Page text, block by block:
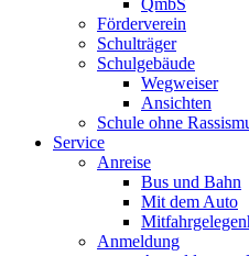
QmbS
Förderverein
Schulträger
Schulgebäude
Wegweiser
Ansichten
Schule ohne
Service
Anreise
Bus und Bahn
Mit dem Auto
Anmeldung